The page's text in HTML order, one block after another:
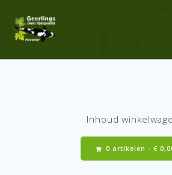
Inhoud
0 artikelen - €